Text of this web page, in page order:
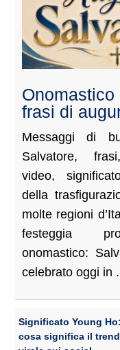
Onomastico
frasi di
Messaggi di
Salvatore,
video,
della
molte regioni
festeggia
onomastico:
celebrato oggi in
Significato Young Ho:
cosa significa il trend